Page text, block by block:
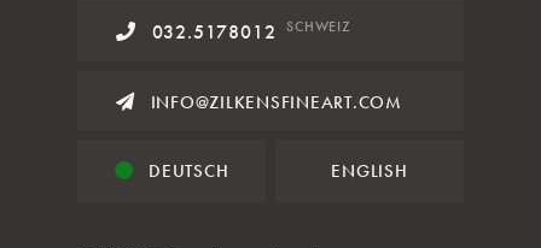
032.5178012 SCHWEIZ
INFO@ZILKENSFINEART.COM
DEUTSCH ENGLISH